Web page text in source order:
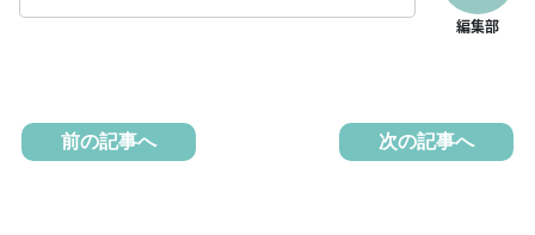
前の記事へ 次の記事へ